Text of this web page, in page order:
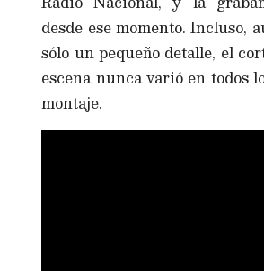
desde ese momento. Incluso,
sólo un pequeño detalle, el
escena nunca varió en todos
montaje.